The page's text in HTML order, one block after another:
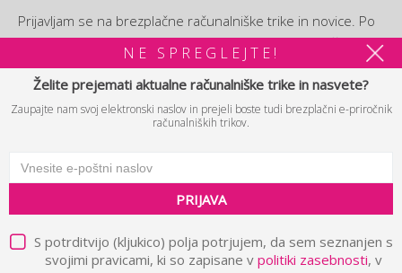
Prijavljam se na brezplačne računalniške trike in novice. Po
prijavi si boste lahko ogledali tudi brezplačnie-priročnik
računalniških trikov.
PRIJAVA
© 2026 B2 d.o.o. Vse pravice pridržane.| Politika zasebnosti in
pravna obvestila
| Piškotki | Avtorji
NE SPREGLEJTE!
Želite prejemati aktualne računalniške trike in nasvete?
Zaupajte nam svoj elektronski naslov in prejeli boste tudi brezplačni e-priročnik
računalniških trikov.
PRIJAVA
S potrditvijo (kljukico) polja potrjujem, da sem seznanjen s
svojimi pravicami, ki so zapisane v politiki zasebnosti, v